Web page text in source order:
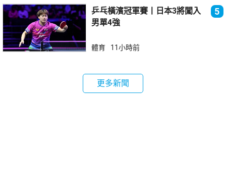
乒乓橫濱冠軍賽丨日本3將闖入
男單4強
5
體育 11小時前
更多新聞